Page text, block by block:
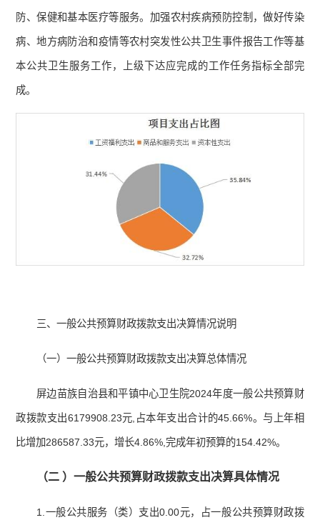
防、保健和基本医疗等服务。加强农村疾病预防控制，做好传染
病、地方病防治和疫情等农村突发性公共卫生事件报告工作等基
本公共卫生服务工作，上级下达应完成的工作任务指标全部完
成。
三、一般公共预算财政拨款支出决算情况说明
（一）一般公共预算财政拨款支出决算总体情况
屏边苗族自治县和平镇中心卫生院2024年度一般公共预算财
政拨款支出6179908.23元,占本年支出合计的45.66%。与上年相
比增加286587.33元，增长4.86%,完成年初预算的154.42%。
（二 ）一般公共预算财政拨款支出决算具体情况
1.一般公共服务（类）支出0.00元，占一般公共预算财政拨